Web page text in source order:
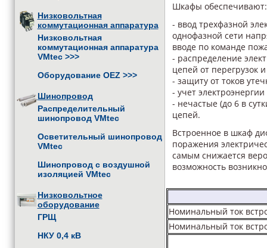
Низковольтная
коммутационная аппаратура
Низковольтная
коммутационная аппаратура
VMtec >>>
Оборудование OEZ >>>
Шинопровод
Распределительный
шинопровод VMtec
Осветительный шинопровод
VMtec
Шинопровод с воздушной
изоляцией VMtec
Низковольтное
оборудование
ГРЩ
НКУ 0,4 кВ
Шкафы обеспечивают:
- ввод трехфазной
однофазной сети
вводе по команде
- распределение
цепей от перегрузок
- защиту от токов
- учет
- нечастые (до 6 в
цепей.
Встроенное в шкаф
поражения
самым снижается
возможность
Номинальный ток
Номинальный ток